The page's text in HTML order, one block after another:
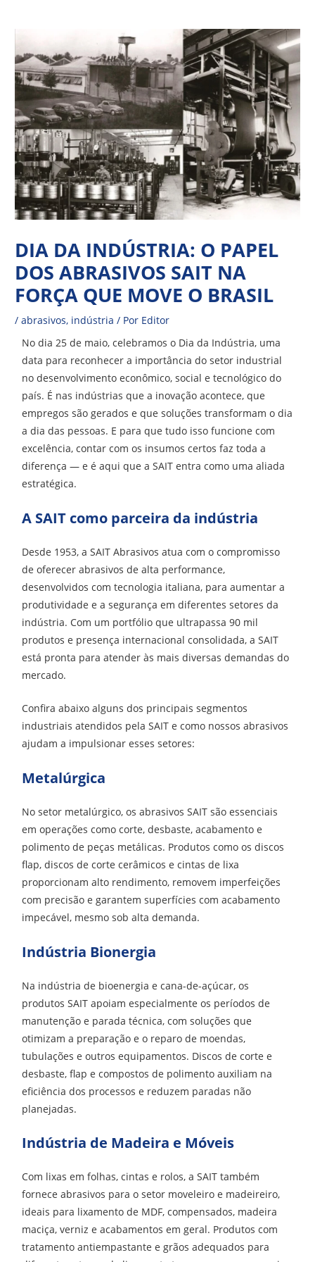
para
conteúdo
DIA DA INDÚSTRIA: O PAPEL
DOS ABRASIVOS SAIT NA
FORÇA QUE MOVE O BRASIL
/abrasivos, indústria / Por Editor
No dia 25 de maio, celebramos o Dia da Indústria, uma
data para reconhecer a importância do setor industrial
no desenvolvimento econômico, social e tecnológico do
país. É nas indústrias que a inovação acontece, que
empregos são gerados e que soluções transformam o dia
a dia das pessoas. E para que tudo isso funcione com
excelência, contar com os insumos certos faz toda a
diferença — e é aqui que a SAIT entra como uma aliada
estratégica.
A SAIT como parceira da indústria
Desde 1953, a SAIT Abrasivos atua com o compromisso
de oferecer abrasivos de alta performance,
desenvolvidos com tecnologia italiana, para aumentar a
produtividade e a segurança em diferentes setores da
indústria. Com um portfólio que ultrapassa 90 mil
produtos e presença internacional consolidada, a SAIT
está pronta para atender às mais diversas demandas do
mercado.
Confira abaixo alguns dos principais segmentos
industriais atendidos pela SAIT e como nossos abrasivos
ajudam a impulsionar esses setores:
Metalúrgica
No setor metalúrgico, os abrasivos SAIT são essenciais
em operações como corte, desbaste, acabamento e
polimento de peças metálicas. Produtos como os discos
flap, discos de corte cerâmicos e cintas de lixa
proporcionam alto rendimento, removem imperfeições
com precisão e garantem superfícies com acabamento
impecável, mesmo sob alta demanda.
Indústria Bionergia
Na indústria de bioenergia e cana-de-açúcar, os
produtos SAIT apoiam especialmente os períodos de
manutenção e parada técnica, com soluções que
otimizam a preparação e o reparo de moendas,
tubulações e outros equipamentos. Discos de corte e
desbaste, flap e compostos de polimento auxiliam na
eficiência dos processos e reduzem paradas não
planejadas.
Indústria de Madeira e Móveis
Com lixas em folhas, cintas e rolos, a SAIT também
fornece abrasivos para o setor moveleiro e madeireiro,
ideais para lixamento de MDF, compensados, madeira
maciça, verniz e acabamentos em geral. Produtos com
tratamento antiempastante e grãos adequados para
Post